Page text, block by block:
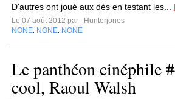
D'autres ont joué aux dés en testant les...
Le 07 août 2012 par
Hunterjones
NONE NONE NONE
Le panthéon cinéphile
cool, Raoul Walsh